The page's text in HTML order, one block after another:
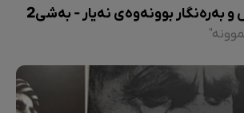
بەرەنگار بوونەوەی نەیار - بەشی2